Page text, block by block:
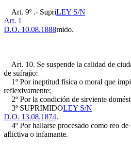
Art. 9º .- SupriLEY S/N
Art. 1
D.O. 10.08.1888mido.
Art. 10. Se suspende la calidad de
de sufrajio:
1º Por ineptitud física o moral que
reflexivamente;
2º Por la condición de sirviente
3º SUPRIMIDOLEY S/N
D.O. 13.08.1874.
4º Por hallarse procesado como reo de
aflictiva o infamante.